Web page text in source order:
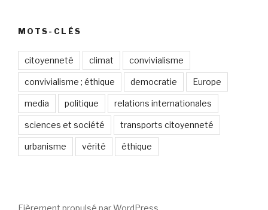
MOTS-CLÉS
citoyenneté climat convivialisme
convivialisme ; éthique democratie Europe
media politique relations internationales
sciences et société transports citoyenneté
urbanisme vérité éthique
Fièrement propulsé par WordPress